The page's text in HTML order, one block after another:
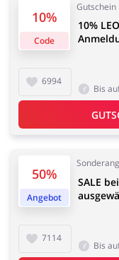
Essen & Trinken
Kfz
10%
Code
Gutschein
6994
10%
Bis
50%
Angebot
7114
SALE
Bis